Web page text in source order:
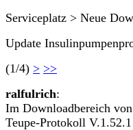
Serviceplatz > Neue
Update
(1/4) > >>
ralfulrich:
Im Downloadbereich
Teupe-Protokoll